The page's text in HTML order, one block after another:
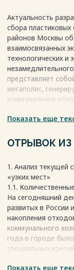
Весь текст будет
Актуальность
сбора
районов Москвы
взаимосвязанных
технологических
представляет
мегаполис,
коммунальных
сбора отходов
оптимизирована
задач, позволяя
оптимизировать
Весь текст будет
Показать еще
ОТРЫВОК ИЗ
1. Анализ текущей
«узких мест»
1.1.
На сегодняшний
развитых в России
накопления
коммунального
года в городе
специальных
Показать еще